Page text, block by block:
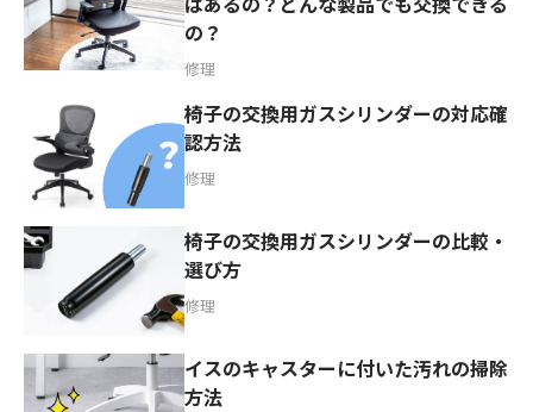
の？
修理
椅子の交換用ガスシリンダーの対応確
認方法
修理
椅子の交換用ガスシリンダーの比較・
選び方
修理
イスのキャスターに付いた汚れの掃除
方法